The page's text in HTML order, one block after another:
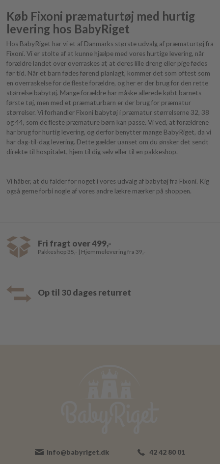
Køb Fixoni præmaturtøj med hurtig
levering hos BabyRiget
Hos BabyRiget har vi et af Danmarks største udvalg af præmaturtøj fra
Fixoni. Vi er stolte af at kunne hjælpe med vores hurtige levering, når
forældre landet over overraskes af, at deres lille dreng eller pige fødes
før tid. Når et barn fødes førend planlagt, kommer det som oftest som
en overraskelse for de fleste forældre, og her er der brug for den rette
størrelse babytøj. Mange forældre har måske allerede købt barnets
første tøj, men med et præmaturbarn er der brug for præmatur
størrelser. Vi forhandler Fixoni babytøj i præmatur størrelserne 32, 38
og 44, som de fleste præmature børn kan passe. Vi ved, at forældrene
har brug for hurtig levering, og derfor benytter mange BabyRiget, da vi
har dag-til-dag levering. Dette gælder uanset om du ønsker det sendt
direkte til hospitalet, hjem til dig selv eller til en pakkeshop.
Vi håber, at du falder for noget i vores udvalg af babytøj fra Fixoni. Kig
også gerne forbi nogle af vores andre lækre mærker på shoppen.
Fri fragt over 499,-
Pakkeshop 35,- | Hjemmelevering fra 39,-
Op til 30 dages returret
info@babyriget.dk 42 42 80 01